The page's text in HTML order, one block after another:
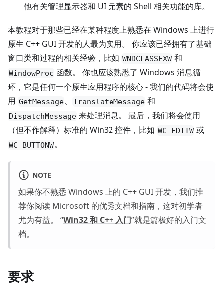
他有关管理显示器和 UI 元素的 Shell 相关功能的库。
本教程对于那些已经在某种程度上熟悉在 Windows 上进行
原生 C++ GUI 开发的人最为实用。 你应该已经拥有了基础
窗口类和过程的相关经验，比如 WNDCLASSEXW 和
WindowProc 函数。 你也应该熟悉了 Windows 消息循
环，它是任何一个原生应用程序的核心 - 我们的代码将会使
用 GetMessage、 TranslateMessage 和
DispatchMessage 来处理消息。 最后，我们将会使用
（但不作解释）标准的 Win32 控件，比如 WC_EDITW 或
WC_BUTTONW。
NOTE
如果你不熟悉 Windows 上的 C++ GUI 开发，我们推
荐你阅读 Microsoft 的优秀文档和指南，这对初学者
尤为有益。 “Win32 和 C++ 入门”就是篇极好的入门文
档。
要求